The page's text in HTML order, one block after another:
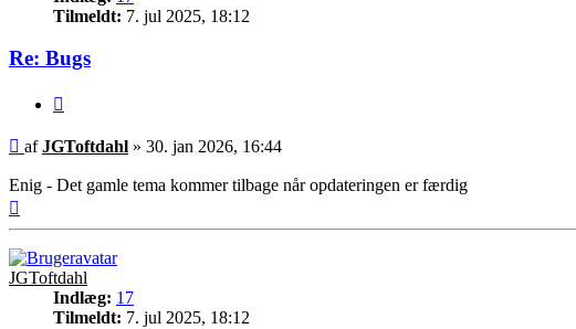
Tilmeldt: 7. jul 2025, 18:12
Re: Bugs
Indlæg
afJGToftdahl » 30. jan 2026, 16:44
Enig - Det gamle tema kommer tilbage når opdateringen er færdig
JGToftdahl
Indlæg: 17
Tilmeldt: 7. jul 2025, 18:12